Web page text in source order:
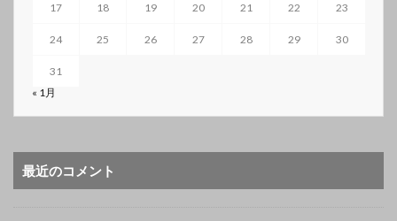
17 18 19 20 21 22 23
24 25 26 27 28 29 30
31
« 1月
最近のコメント